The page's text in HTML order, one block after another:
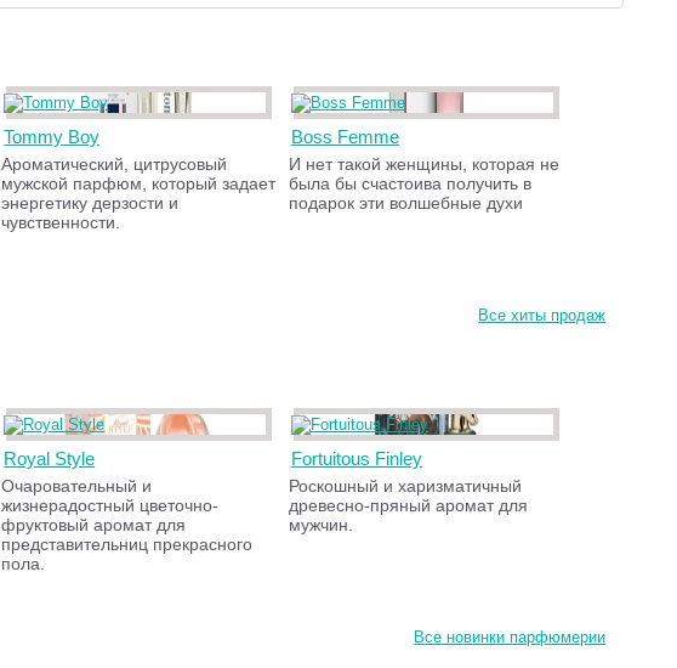
Tommy Boy
Ароматический, цитрусовый
мужской парфюм, который задает
энергетику дерзости и
чувственности.
Boss Femme
И нет такой женщины, которая не
была бы счастоива получить в
подарок эти волшебные духи
Все хиты продаж
Royal Style
Очаровательный и
жизнерадостный цветочно-
фруктовый аромат для
представительниц прекрасного
пола.
Fortuitous Finley
Роскошный и харизматичный
древесно-пряный аромат для
мужчин.
Все новинки парфюмерии